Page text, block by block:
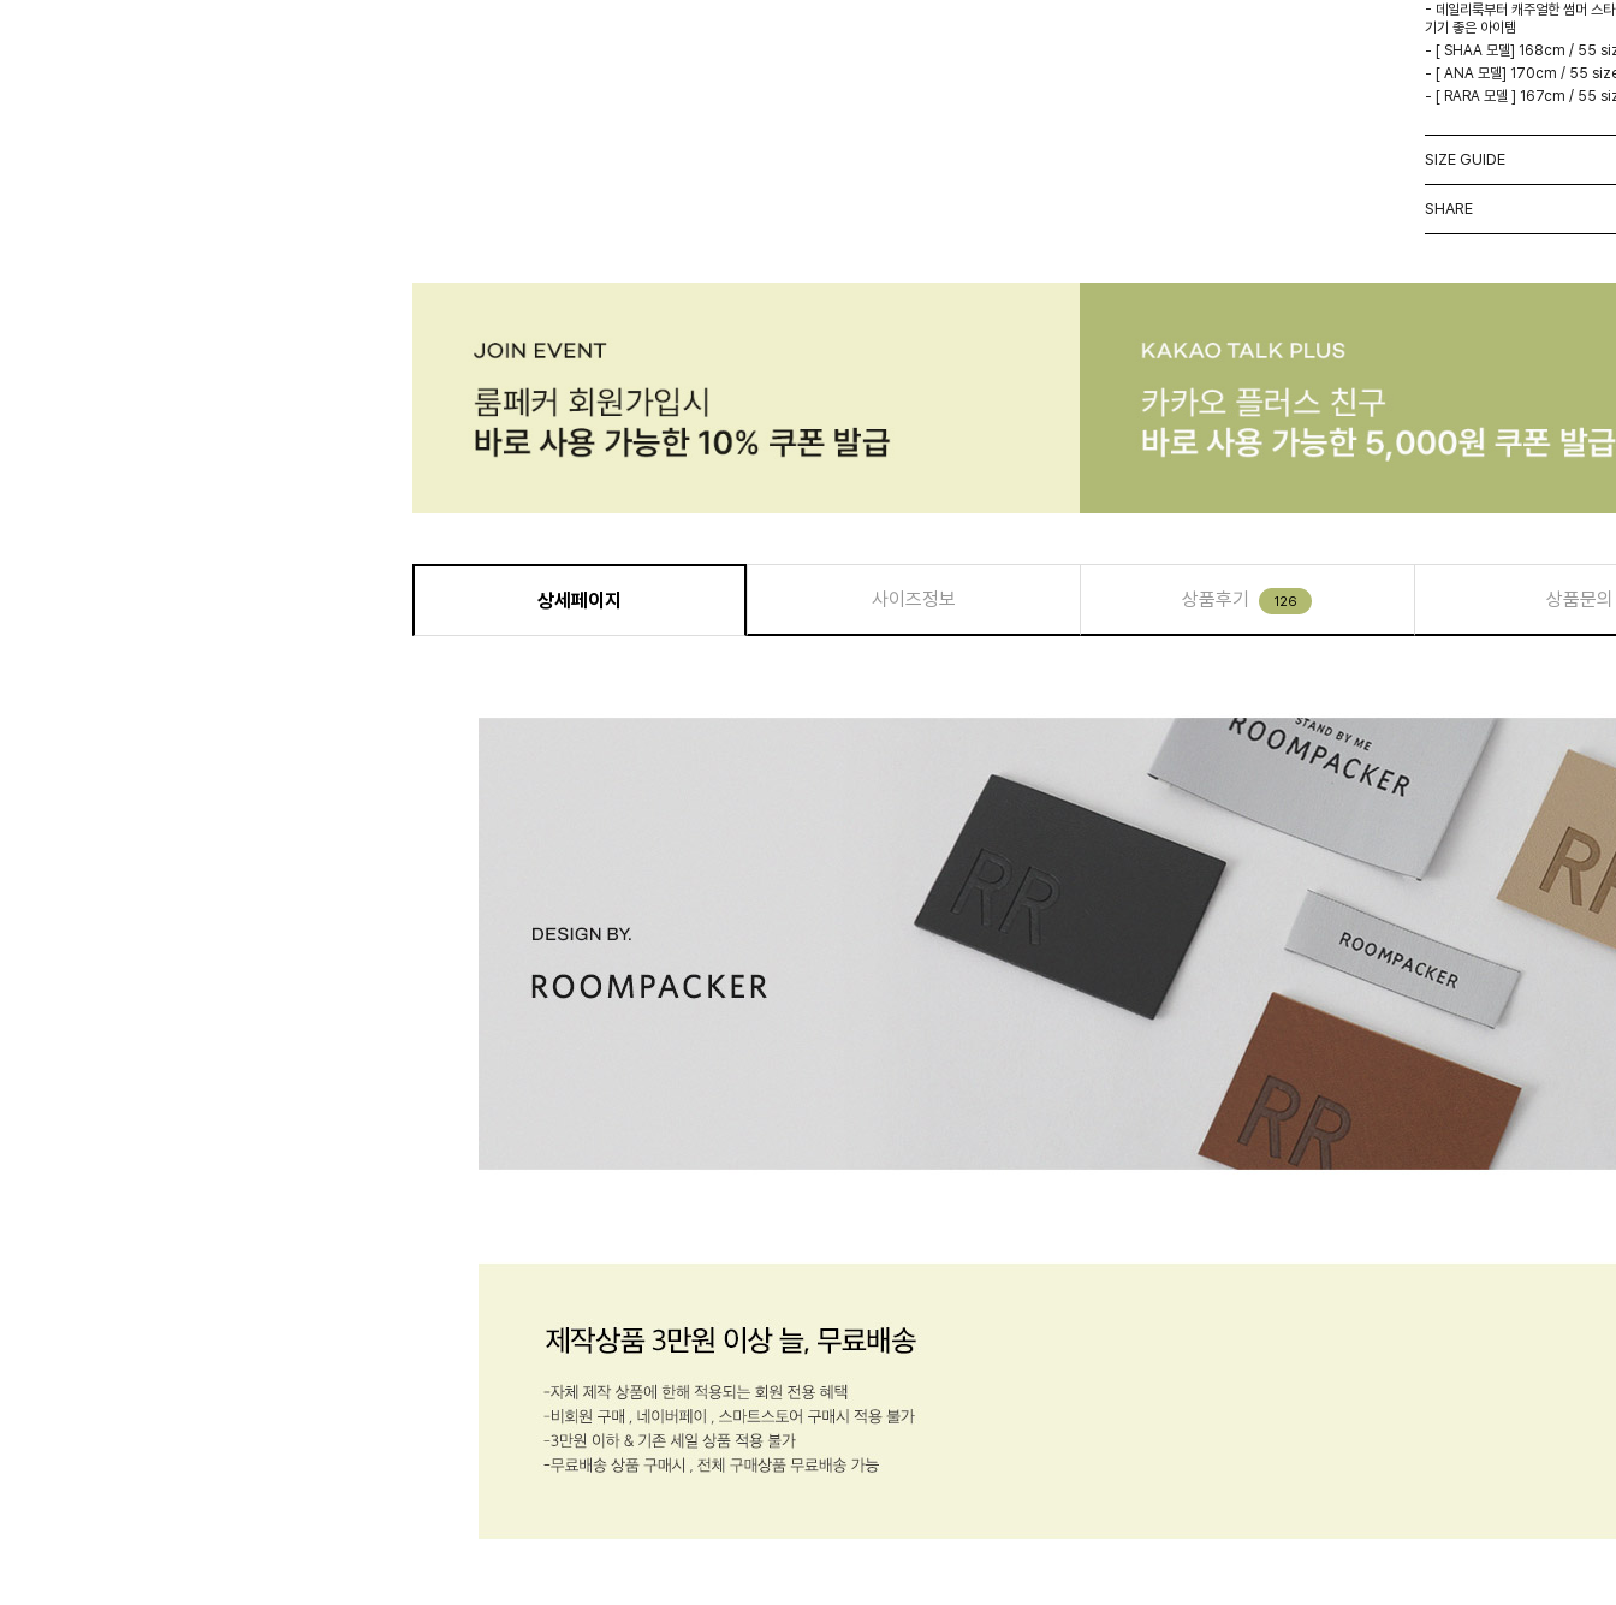
- 데일리룩부터 캐주얼한 썸머 스
기기 좋은 아이템
- [ SHAA 모델] 168cm / 55
- [ ANA 모델] 170cm / 55
- [ RARA 모델 ] 167cm / 55
SIZE GUIDE
SHARE
상세페이지 사이즈정보 상품후기 126 상품문의